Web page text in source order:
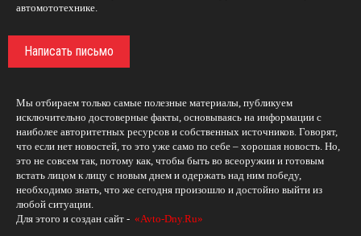
автомототехнике.
Написать письмо
Мы отбираем только самые полезные материалы, публикуем
исключительно достоверные факты, основываясь на информации с
наиболее авторитетных ресурсов и собственных источников. Говорят,
что если нет новостей, то это уже само по себе – хорошая новость. Но,
это не совсем так, потому как, чтобы быть во всеоружии и готовым
встать лицом к лицу с новым днем и одержать над ним победу,
необходимо знать, что же сегодня произошло и достойно выйти из
любой ситуации.
Для этого и создан сайт - «Avto-Dny.Ru»